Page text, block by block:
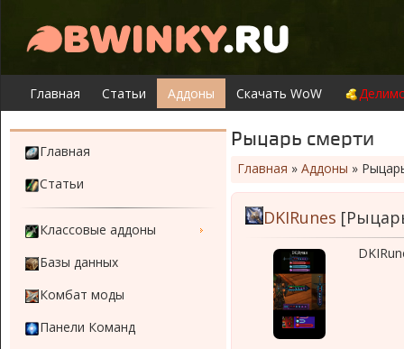
Главная Статьи Аддоны Скачать WoW
Главная
Статьи
Классовые аддоны
Базы данных
Комбат моды
Панели Команд
Рыцарь смерти
Главная » Аддоны »
DKIRunes